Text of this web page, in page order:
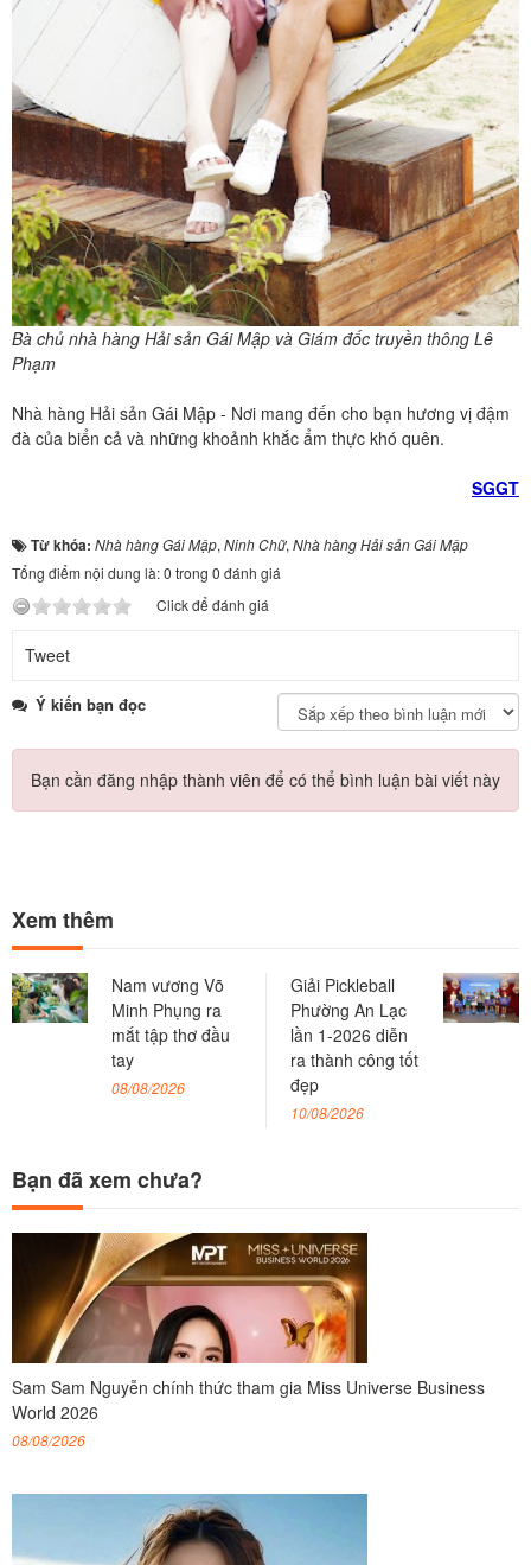
Bà chủ nhà hàng Hải sản Gái Mập và Giám đốc truyền thông Lê
Phạm
Nhà hàng Hải sản Gái Mập - Nơi mang đến cho bạn hương vị đậm
đà của biển cả và những khoảnh khắc ẩm thực khó quên.
SGGT
Từ khóa: Nhà hàng Gái Mập, Ninh Chữ, Nhà hàng Hải sản Gái Mập
Tổng điểm nội dung là: 0 trong 0 đánh giá
Click để đánh giá
Tweet
Ý kiến bạn đọc
Bạn cần đăng nhập thành viên để có thể bình luận bài viết này
Xem thêm
Nam vương Võ
Minh Phụng ra
mắt tập thơ đầu
tay
08/08/2026
Giải Pickleball
Phường An Lạc
lần 1-2026 diễn
ra thành công tốt
đẹp
10/08/2026
Bạn đã xem chưa?
Sam Sam Nguyễn chính thức tham gia Miss Universe Business
World 2026
08/08/2026